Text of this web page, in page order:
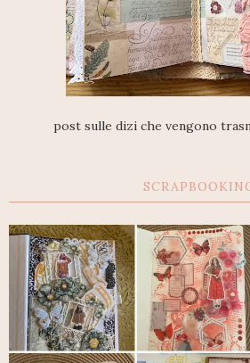
post sulle dizi che vengono